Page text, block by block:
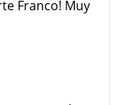
Franco! Muy